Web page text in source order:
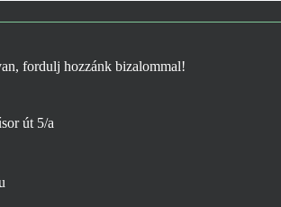
fordulj hozzánk bizalommal!
út 5/a